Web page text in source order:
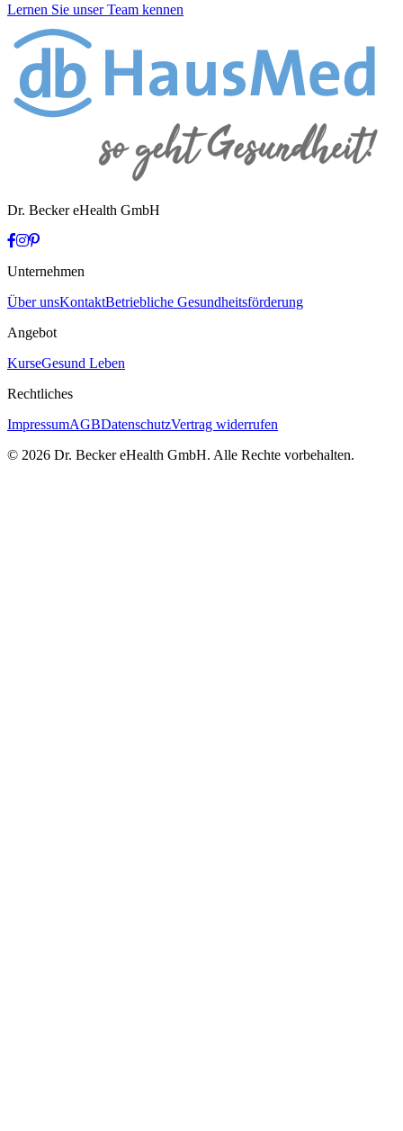
Lernen Sie unser Team kennen
Dr. Becker eHealth GmbH
Unternehmen
Über unsKontaktBetriebliche Gesundheitsförderung
Angebot
KurseGesund Leben
Rechtliches
ImpressumAGBDatenschutzVertrag widerrufen
© 2026 Dr. Becker eHealth GmbH. Alle Rechte vorbehalten.